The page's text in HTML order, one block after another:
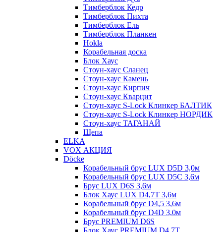
Тимберблок Кедр
Тимберблок Пихта
Тимберблок Ель
Тимберблок Планкен
Hokla
Корабельная доска
Блок Хаус
Стоун-хаус Сланец
Стоун-хаус Камень
Стоун-хаус Кирпич
Стоун-хаус Кварцит
Стоун-хаус S-Lock Клинкер БАЛТИК
Стоун-хаус S-Lock Клинкер НОРДИК
Стоун-хаус ТАГАНАЙ
Щепа
ELKA
VOX АКЦИЯ
Döcke
Корабельный брус LUX D5D 3,0м
Корабельный брус LUX D5C 3,6м
Брус LUX D6S 3,6м
Блок Хаус LUX D4,7T 3,6м
Корабельный брус D4,5 3,6м
Корабельный брус D4D 3,0м
Брус PREMIUM D6S
Блок Хаус PREMIUM D4,7T